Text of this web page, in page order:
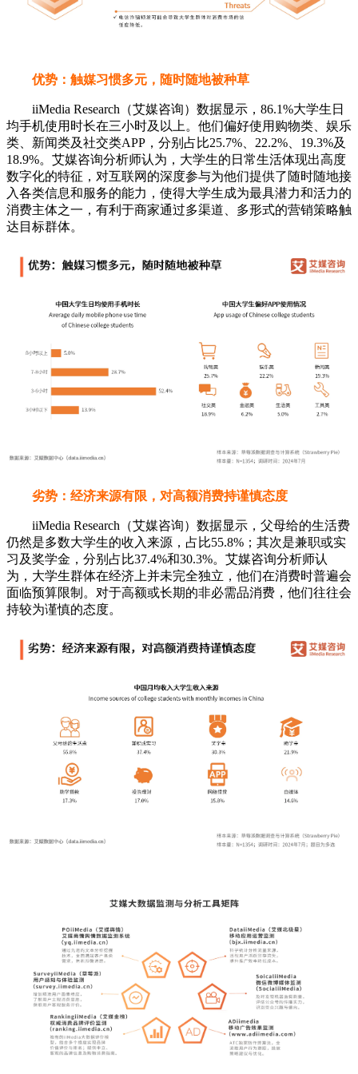
优势：触媒习惯多元，随时随地被种草
iiMedia Research（艾媒咨询）数据显示，86.1%大学生日
均手机使用时长在三小时及以上。他们偏好使用购物类、娱乐
类、新闻类及社交类APP，分别占比25.7%、22.2%、19.3%及
18.9%。艾媒咨询分析师认为，大学生的日常生活体现出高度
数字化的特征，对互联网的深度参与为他们提供了随时随地接
入各类信息和服务的能力，使得大学生成为最具潜力和活力的
消费主体之一，有利于商家通过多渠道、多形式的营销策略触
达目标群体。
劣势：经济来源有限，对高额消费持谨慎态度
iiMedia Research（艾媒咨询）数据显示，父母给的生活费
仍然是多数大学生的收入来源，占比55.8%；其次是兼职或实
习及奖学金，分别占比37.4%和30.3%。艾媒咨询分析师认
为，大学生群体在经济上并未完全独立，他们在消费时普遍会
面临预算限制。对于高额或长期的非必需品消费，他们往往会
持较为谨慎的态度。